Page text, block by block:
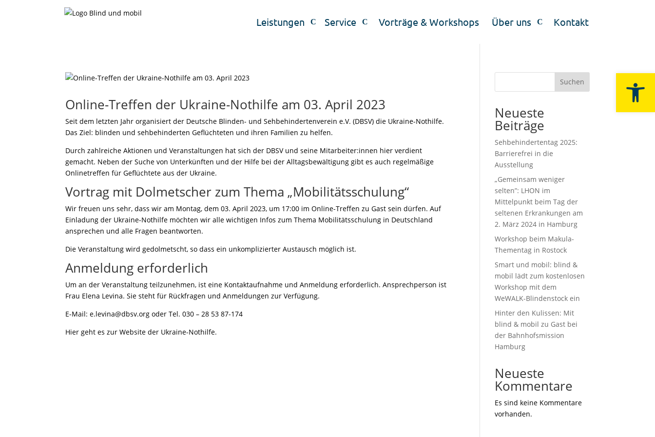
Leistungen Service Vorträge & Workshops Über uns Kontakt
Online-Treffen der Ukraine-Nothilfe am 03. April 2023
Seit dem letzten Jahr organisiert der Deutsche Blinden- und Sehbehindertenverein e.V. (DBSV) die Ukraine-Nothilfe.
Das Ziel: blinden und sehbehinderten Geflüchteten und ihren Familien zu helfen.
Durch zahlreiche Aktionen und Veranstaltungen hat sich der DBSV und seine Mitarbeiter:innen hier verdient
gemacht. Neben der Suche von Unterkünften und der Hilfe bei der Alltagsbewältigung gibt es auch regelmäßige
Onlinetreffen für Geflüchtete aus der Ukraine.
Vortrag mit Dolmetscher zum Thema „Mobilitätsschulung“
Wir freuen uns sehr, dass wir am Montag, dem 03. April 2023, um 17:00 im Online-Treffen zu Gast sein dürfen. Auf
Einladung der Ukraine-Nothilfe möchten wir alle wichtigen Infos zum Thema Mobilitätsschulung in Deutschland
ansprechen und alle Fragen beantworten.
Die Veranstaltung wird gedolmetscht, so dass ein unkomplizierter Austausch möglich ist.
Anmeldung erforderlich
Um an der Veranstaltung teilzunehmen, ist eine Kontaktaufnahme und Anmeldung erforderlich. Ansprechperson ist
Frau Elena Levina. Sie steht für Rückfragen und Anmeldungen zur Verfügung.
E-Mail:e.levina@dbsv.org oder Tel. 030 – 28 53 87-174
Hier geht es zurWebsite der Ukraine-Nothilfe.
Suchen
Neueste
Beiträge
Sehbehindertentag 2025:
Barrierefrei in die
Ausstellung
„Gemeinsam weniger
selten”: LHON im
Mittelpunkt beim Tag der
seltenen Erkrankungen am
2. März 2024 in Hamburg
Workshop beim Makula-
Thementag in Rostock
Smart und mobil: blind &
mobil lädt zum kostenlosen
Workshop mit dem
WeWALK-Blindenstock ein
Hinter den Kulissen: Mit
blind & mobil zu Gast bei
der Bahnhofsmission
Hamburg
Neueste
Kommentare
Es sind keine Kommentare
vorhanden.